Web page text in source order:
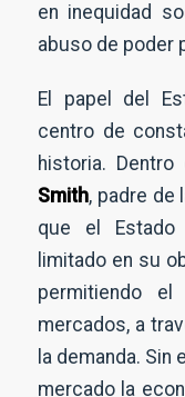
en inequidad
abuso de poder
El papel del
centro de
historia.
Smith, padre de
que el Estado
limitado en su
permitiendo
mercados, a
la demanda.
mercado la